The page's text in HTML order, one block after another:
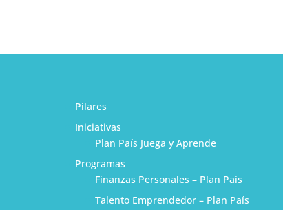
Pilares
Iniciativas
Plan País Juega y Aprende
Programas
Finanzas Personales – Plan País
Talento Emprendedor – Plan País